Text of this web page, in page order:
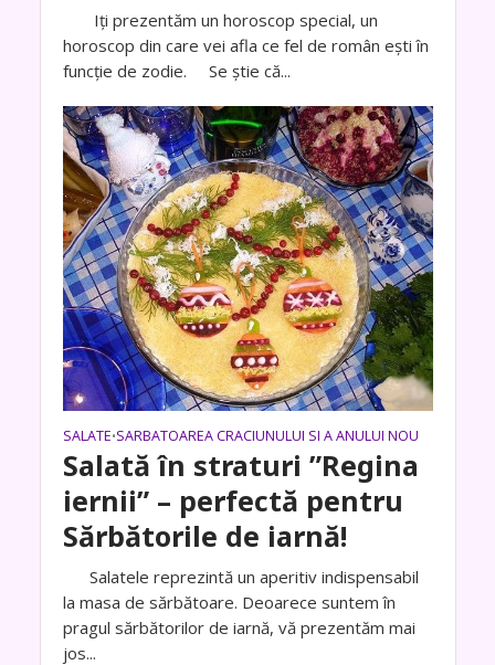
Iți prezentăm un horoscop special, un
horoscop din care vei afla ce fel de român ești în
funcție de zodie. Se știe că...
SALATE•SARBATOAREA CRACIUNULUI SI A ANULUI NOU
Salată în straturi ”Regina
iernii” – perfectă pentru
Sărbătorile de iarnă!
Salatele reprezintă un aperitiv indispensabil
la masa de sărbătoare. Deoarece suntem în
pragul sărbătorilor de iarnă, vă prezentăm mai
jos...